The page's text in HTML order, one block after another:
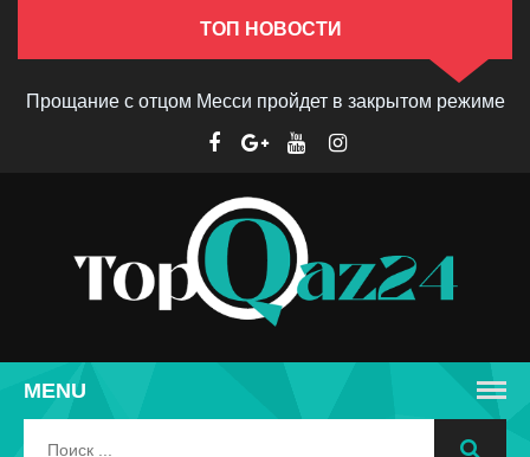
ТОП НОВОСТИ
Прощание с отцом Месси пройдет в закрытом режиме
MENU